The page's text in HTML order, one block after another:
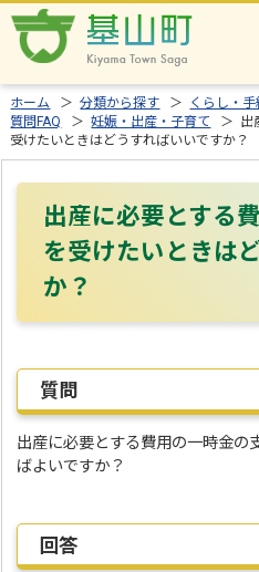
ホーム ＞分類から探す ＞ くらし・手
質問FAQ
＞妊娠・出産・子育て
＞ 出
受けたいときはどうすればいいですか？
出産に必要とする
を受けたいときは
か？
質問
出産に必要とする費用の一時金の
ばよいですか？
回答